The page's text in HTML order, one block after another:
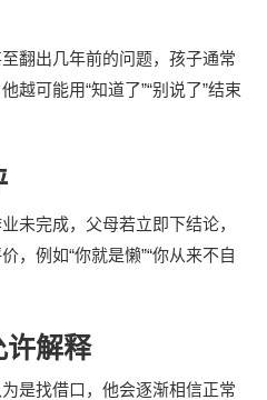
翻出几年前的问题，孩子通常
越可能用“知道了”“别说了”结束
未完成，父母若立即下结论，
，例如“你就是懒”“你从来不自
许解释
是找借口，他会逐渐相信正常